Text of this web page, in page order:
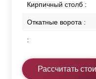
Кирпичный столб :
Откатные ворота :
:
Рассчитать